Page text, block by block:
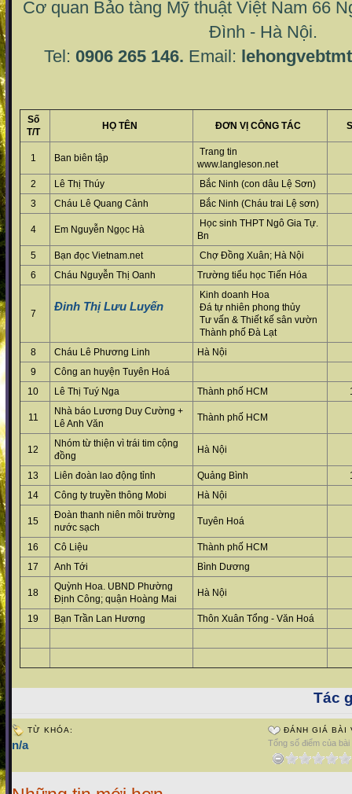
Cơ quan Bảo tàng Mỹ thuật Việt Nam 66
Đình - Hà Nội.
Tel: 0906 265 146. Email:
Số
T/T
HỌ TÊN ĐƠN VỊ CÔNG TÁC
1 Ban biên tập
Trang tin
www.langleson.net
2
Lê Thị Thúy
Bắc Ninh (con dâu Lệ Sơn)
3
Cháu Lê Quang Cảnh Bắc Ninh (Cháu trai Lệ sơn)
4 Em Nguyễn Ngọc Hà
Học sinh THPT Ngô Gia Tự.
Bn
5
Bạn đọc Vietnam.net
Chợ Đồng Xuân; Hà Nội
6
Cháu Nguyễn Thị Oanh Trường tiểu học Tiến Hóa
7
Đinh Thị Lưu Luyến
Kinh doanh Hoa
Đá tự nhiên phong thủy
Tư vấn & Thiết kế sân vườn
Thành phố Đà Lạt
8
Cháu Lê Phương Linh
Hà Nội
9
Công an huyện Tuyên Hoá
10
Lê Thị Tuý Nga Thành phố HCM
11
Nhà báo Lương Duy Cường +
Lê Anh Văn
Thành phố HCM
12
Nhóm từ thiện vì trái tim cộng
đồng
Hà Nội
13 Liên đoàn lao động tỉnh Quảng Bình
14
Công ty truyền thông Mobi Hà Nội
15
Đoàn thanh niên môi trường
nước sạch
Tuyên Hoá
16 Cô Liệu
Thành phố HCM
17
Anh Tới Bình Dương
18
Quỳnh Hoa. UBND Phường
Định Công; quận Hoàng Mai
Hà Nội
19 Bạn Trần Lan Hương Thôn Xuân Tổng - Văn Hoá
Tác
TỪ KHÓA:
n/a
ĐÁNH GIÁ BÀI
Tổng số điểm của